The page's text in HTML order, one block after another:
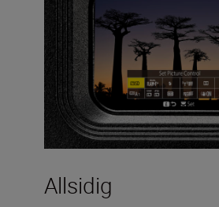
Allsidig